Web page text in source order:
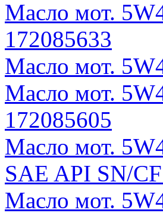
Масло мот.
172085633
Масло мот.
Масло мот.
172085605
Масло мот.
SAE API SN/
Масло мот.